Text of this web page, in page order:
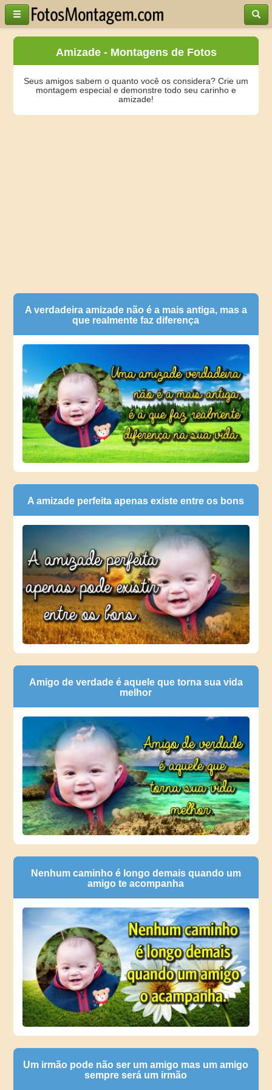
Amizade - Montagens de Fotos
Seus amigos sabem o quanto você os considera? Crie um
montagem especial e demonstre todo seu carinho e
amizade!
A verdadeira amizade não é a mais antiga, mas a
que realmente faz diferença
A amizade perfeita apenas existe entre os bons
Amigo de verdade é aquele que torna sua vida
melhor
Nenhum caminho é longo demais quando um
amigo te acompanha
Um irmão pode não ser um amigo mas um amigo
sempre será um irmão